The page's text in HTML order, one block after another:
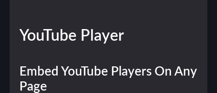
YouTube Player
Embed YouTube Players On Any
Page